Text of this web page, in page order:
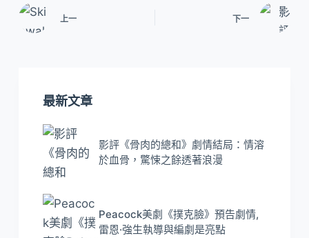
上一 下一
最新文章
影評《骨肉的總和》劇情結局：情溶
於血骨，驚悚之餘透著浪漫
Peacock美劇《撲克臉》預告劇情,
雷恩·強生執導與編劇是亮點